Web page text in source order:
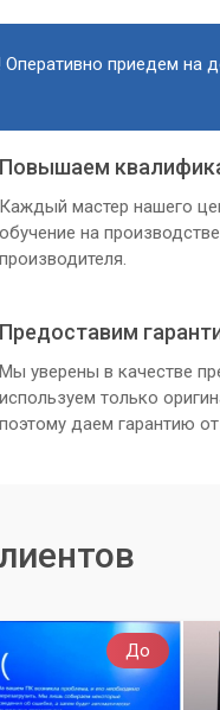
приедем на
Повышаем
Каждый мастер нашего
обучение на
производителя.
Предоставим
Мы уверены в качестве
используем только
поэтому даем гарантию
До